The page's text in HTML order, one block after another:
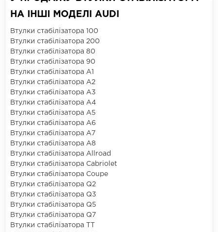
НА ІНШІ МОДЕЛІ AUDI
Втулки стабілізатора 100
Втулки стабілізатора 200
Втулки стабілізатора 80
Втулки стабілізатора 90
Втулки стабілізатора A1
Втулки стабілізатора A2
Втулки стабілізатора A3
Втулки стабілізатора A4
Втулки стабілізатора A5
Втулки стабілізатора A6
Втулки стабілізатора A7
Втулки стабілізатора A8
Втулки стабілізатора Allroad
Втулки стабілізатора Cabriolet
Втулки стабілізатора Coupe
Втулки стабілізатора Q2
Втулки стабілізатора Q3
Втулки стабілізатора Q5
Втулки стабілізатора Q7
Втулки стабілізатора TT